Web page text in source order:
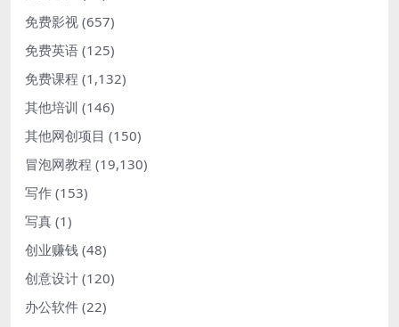
免费影视 (657)
免费英语 (125)
免费课程 (1,132)
其他培训 (146)
其他网创项目 (150)
冒泡网教程 (19,130)
写作 (153)
写真 (1)
创业赚钱 (48)
创意设计 (120)
办公软件 (22)